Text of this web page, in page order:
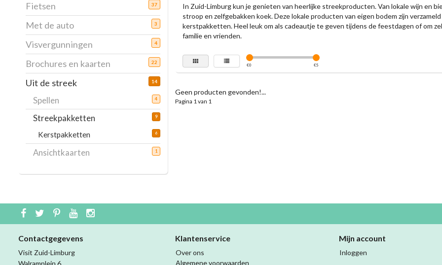
Fietsen 37
Met de auto 3
Visvergunningen 4
Brochures en kaarten 22
Uit de streek 14
Spellen 4
Streekpakketten 9
Kerstpakketten 6
Ansichtkaarten 1
In Zuid-Limburg kun je genieten van heerlijke streekproducten. Van lokale wijn en
stroop en zelfgebakken koek. Deze lokale producten van eigen bodem zijn
kerstpakketten. Heel leuk om als cadeautje te geven tijdens de feestdagen of om
familie en vrienden.
€0 €5
Geen producten gevonden!...
Pagina 1 van 1
Contactgegevens
Visit Zuid-Limburg
Klantenservice
Over ons
Algemene voorwaarden
Mijn account
Inloggen